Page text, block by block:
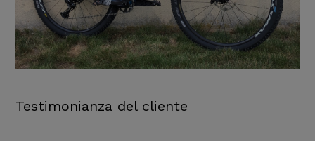
Testimonianza del cliente